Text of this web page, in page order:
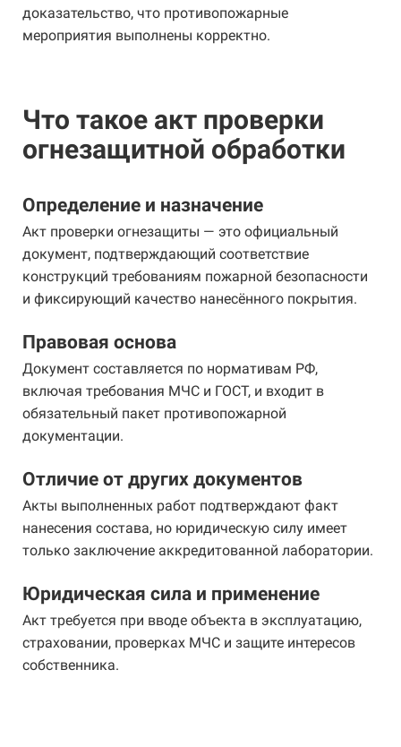
доказательство, что противопожарные
мероприятия выполнены корректно.
Что такое акт проверки
огнезащитной обработки
Определение и назначение
Акт проверки огнезащиты — это официальный
документ, подтверждающий соответствие
конструкций требованиям пожарной безопасности
и фиксирующий качество нанесённого покрытия.
Правовая основа
Документ составляется по нормативам РФ,
включая требования МЧС и ГОСТ, и входит в
обязательный пакет противопожарной
документации.
Отличие от других документов
Акты выполненных работ подтверждают факт
нанесения состава, но юридическую силу имеет
только заключение аккредитованной лаборатории.
Юридическая сила и применение
Акт требуется при вводе объекта в эксплуатацию,
страховании, проверках МЧС и защите интересов
собственника.